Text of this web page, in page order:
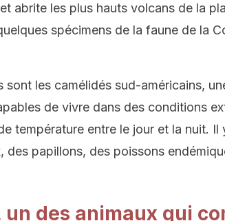
abrite les plus hauts volcans de la
spécimens de la faune de la
sont les camélidés sud-américains,
de vivre dans des conditions
température entre le jour et la nuit. Il
des papillons, des poissons
un des animaux qui